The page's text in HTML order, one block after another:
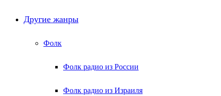
Другие жанры
Фолк
Фолк радио из России
Фолк радио из Израиля